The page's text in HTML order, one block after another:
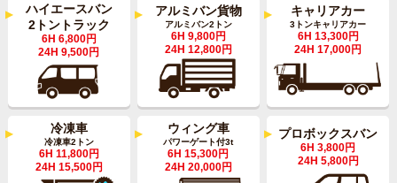
ハイエースバン
2トントラック
6H 6,800円
24H 9,500円
アルミバン貨物
アルミバン2トン
6H 9,800円
24H 12,800円
キャリアカー
3トンキャリアカー
6H 13,300円
24H 17,000円
冷凍車
冷凍車2トン
6H 11,800円
24H 15,500円
ウィング車
パワーゲート付3t
6H 15,300円
24H 20,000円
プロボックスバン
6H 3,800円
24H 5,800円